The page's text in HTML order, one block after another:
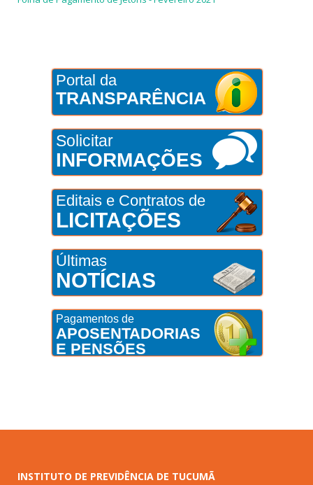
Portal da
TRANSPARÊNCIA
Solicitar
INFORMAÇÕES
Editais e Contratos de
LICITAÇÕES
Últimas
NOTÍCIAS
Pagamentos de
APOSENTADORIAS
E PENSÕES
INSTITUTO DE PREVIDÊNCIA DE TUCUMÃ